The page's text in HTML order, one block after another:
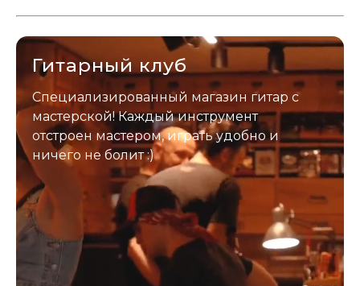
застрахован. Случись что -
Гитарный клуб
Специализированный магазин гитар с
мастерской! Каждый инструмент
отстроен мастером, играть удобно и
ничего не болит :)